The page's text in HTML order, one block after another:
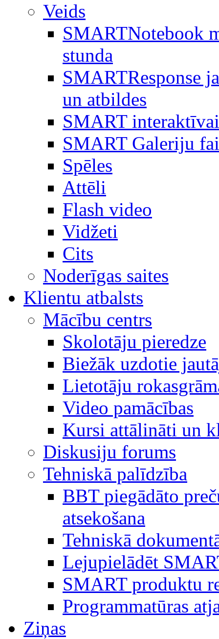
Veids
SMARTNotebook
stunda
SMARTResponse
un atbildes
SMART
SMART Galeriju
Spēles
Attēli
Flash video
Vidžeti
Cits
Noderīgas saites
Klientu atbalsts
Mācību centrs
Skolotāju pieredze
Biežāk uzdotie
Lietotāju
Video pamācības
Kursi attālināti un
Diskusiju forums
Tehniskā palīdzība
BBT piegādāto
atsekošana
Tehniskā
Lejupielādēt
SMART produktu
Programmatūras
Ziņas